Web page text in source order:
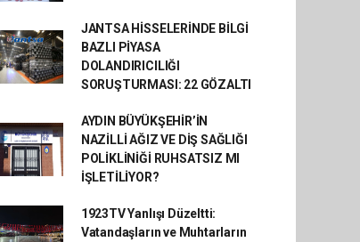
JANTSA HİSSELERİNDE BİLGİ
BAZLI PİYASA
DOLANDIRICILIĞI
SORUŞTURMASI: 22 GÖZALTI
AYDIN BÜYÜKŞEHİR’İN
NAZİLLİ AĞIZ VE DİŞ SAĞLIĞI
POLİKLİNİĞİ RUHSATSIZ MI
İŞLETİLİYOR?
1923TV Yanlışı Düzeltti:
Vatandaşların ve Muhtarların